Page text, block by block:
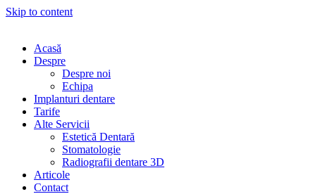
Skip to content
Acasă
Despre
Despre noi
Echipa
Implanturi dentare
Tarife
Alte Servicii
Estetică Dentară
Stomatologie
Radiografii dentare 3D
Articole
Contact